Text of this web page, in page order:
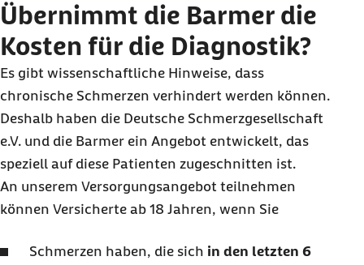
Übernimmt die Barmer die
Kosten für die Diagnostik?
Es gibt wissenschaftliche Hinweise, dass
chronische Schmerzen verhindert werden können.
Deshalb haben die Deutsche Schmerzgesellschaft
e.V. und die Barmer ein Angebot entwickelt, das
speziell auf diese Patienten zugeschnitten ist.
An unserem Versorgungsangebot teilnehmen
können Versicherte ab 18 Jahren, wenn Sie
Schmerzen haben, die sich in den letzten 6